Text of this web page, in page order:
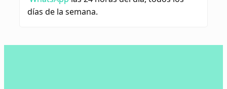
días de la semana.